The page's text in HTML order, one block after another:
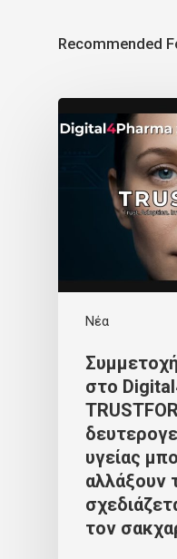
Recommended
Νέα
στο
υγείας
αλλάξουν
τον